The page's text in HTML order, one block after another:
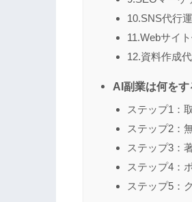
10.SNS代行
11.Webサイ
12.資料作成
AI副業は何をす
ステップ1：
ステップ2：
ステップ3：
ステップ4：
ステップ5：